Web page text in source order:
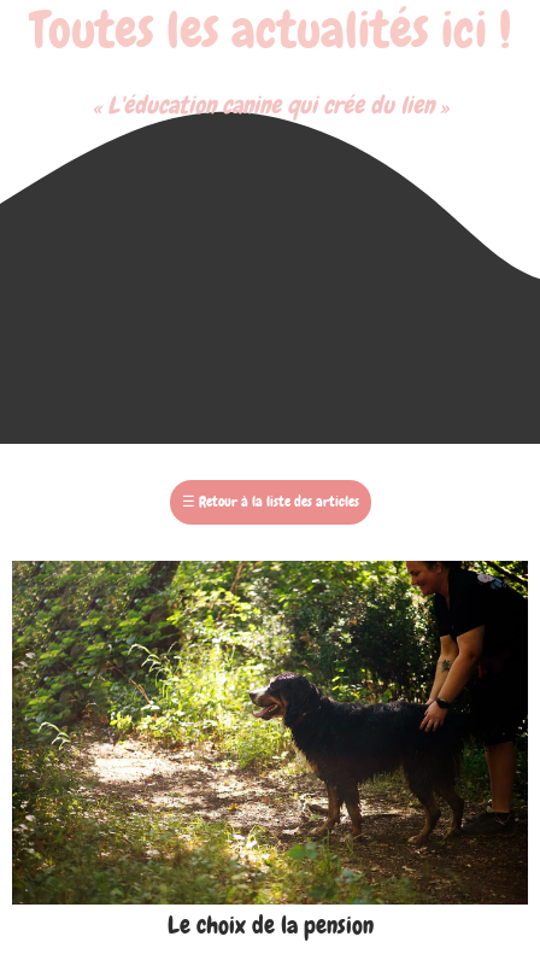
Toutes les actualités ici !
« L'éducation canine qui crée du lien »
☰ Retour à la liste des articles
Le choix de la pension